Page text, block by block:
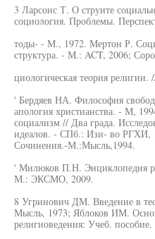
3 Ларсонс Т. О струите
социология. Проблемы.
тоды- - М., 1972. Мертон Р.
структура. - М.: ACT, 2006;
циологическая теория
' Бердяев НА. Философия
апология христианства. - М,
социализм // Два града.
идеалов. - СПб.: Изи- во РГХИ,
Сочинения.-М.:Мысль,1994.
' Милюков П.Н. Энциклопедия
М.: ЭКСМО, 2009.
8 Угринович ДМ. Введение в
Мысль, 1973; Яблоков ИМ.
религиоведения: Учеб.